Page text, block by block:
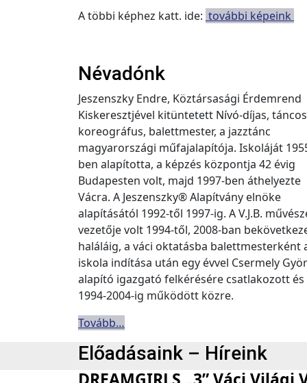
A többi képhez katt. ide: további képeink
Névadónk
Jeszenszky Endre, Köztársasági Érdemrend
Kiskeresztjével kitüntetett Nívó-díjas,
koreográfus, balettmester, a jazztánc
magyarországi műfajalapítója. Iskoláját
ben alapította, a képzés központja 42 évig
Budapesten volt, majd 1997-ben áthelyezte
Vácra. A Jeszenszky® Alapítvány elnöke
alapításától 1992-től 1997-ig. A V.J.B.
vezetője volt 1994-től, 2008-ban
haláláig, a váci oktatásba balettmesterként
iskola indítása után egy évvel Csermely
alapító igazgató felkérésére csatlakozott és
1994-2004-ig működött közre.
Tovább…
Előadásaink – Híreink